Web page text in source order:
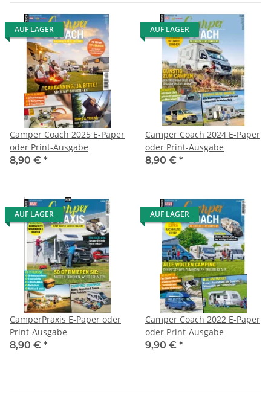
AUF LAGER
Camper Coach 2025 E-Paper
oder Print-Ausgabe
8,90 € *
AUF LAGER
Camper Coach 2024 E-Paper
oder Print-Ausgabe
8,90 € *
AUF LAGER
CamperPraxis E-Paper oder
Print-Ausgabe
8,90 € *
AUF LAGER
Camper Coach 2022 E-Paper
oder Print-Ausgabe
9,90 € *